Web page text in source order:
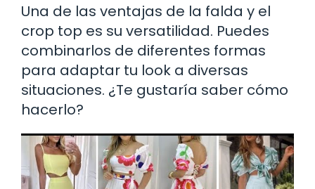
Una de las ventajas de la falda y el
crop top es su versatilidad. Puedes
combinarlos de diferentes formas
para adaptar tu look a diversas
situaciones. ¿Te gustaría saber cómo
hacerlo?